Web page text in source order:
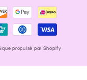
propulsé par Shopify